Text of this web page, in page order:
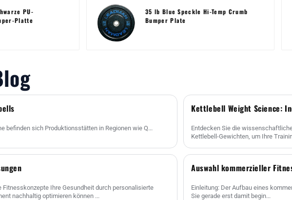
PU-
Platte
35 lb Blue Speckle Hi-Temp Crumb
Bumper Plate
befinden sich Produktionsstätten in Regionen wie Q...
Kettlebell Weight Science:
Entdecken Sie die
Kettlebell-Gewichten, um Ihre
Ihre Gesundheit durch personalisierte
nachhaltig optimieren können ...
Auswahl kommerzieller
Einleitung: Der Aufbau eines
Sie gerade erst damit begin...